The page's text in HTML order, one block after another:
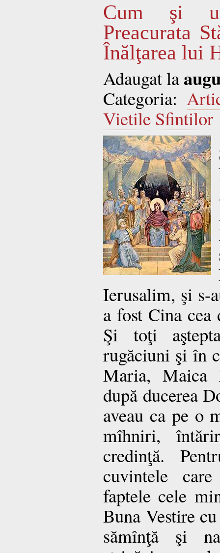
Cum şi
Preacurata
Înălţarea lui
Adaugat la
Categoria:
Vietile Sfintilor
Ierusalim, şi s-
a fost Cina
Şi toţi
rugăciuni şi în
Maria, Maica
după ducerea
aveau ca pe o
mîhniri,
credinţă.
cuvintele
faptele cele
Buna Vestire
sămînţă şi